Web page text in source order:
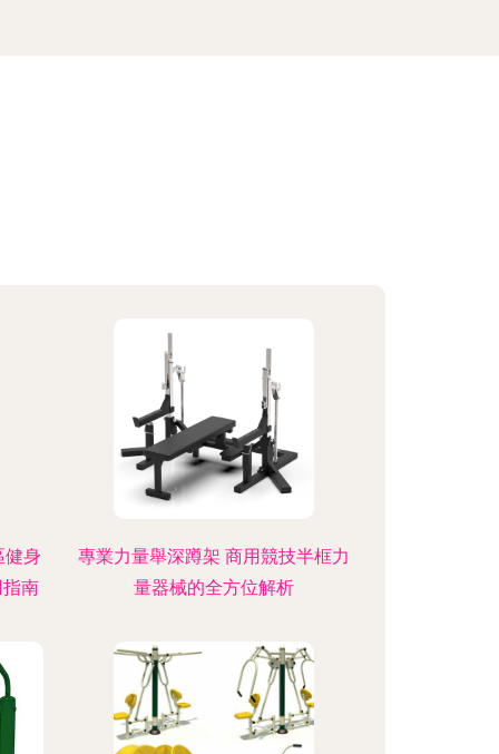
健身
南
專業力量舉深蹲架 商用競技半框力
量器械的全方位解析